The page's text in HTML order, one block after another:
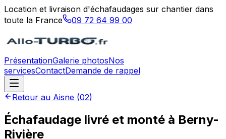
Location et livraison d'échafaudages sur chantier dans
toute la France
09 72 64 99 00
PrésentationGalerie photosNos
servicesContactDemande de rappel
Retour au Aisne (02)
Échafaudage livré et monté à Berny-
Rivière